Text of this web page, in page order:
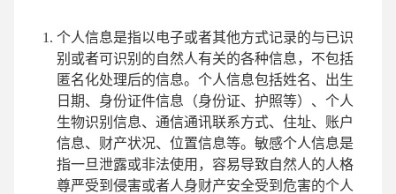
个人信息是指以电子或者其他方式记录的与已识
别或者可识别的自然人有关的各种信息，不包括
匿名化处理后的信息。个人信息包括姓名、出生
日期、身份证件信息（身份证、护照等）、个人
生物识别信息、通信通讯联系方式、住址、账户
信息、财产状况、位置信息等。敏感个人信息是
指一旦泄露或非法使用，容易导致自然人的人格
尊严受到侵害或者人身财产安全受到危害的个人